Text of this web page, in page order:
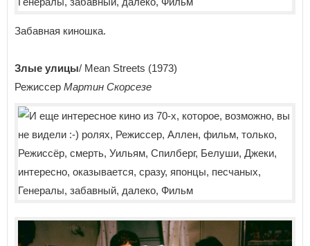
Забавная киношка.
Злые улицы/ Mean Streets (1973)
Режиссер Мартин Скорсезе